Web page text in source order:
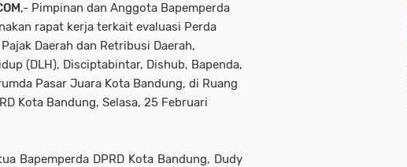
,- Pimpinan dan Anggota Bapemperda
rapat kerja terkait evaluasi Perda
Daerah dan Retribusi Daerah,
(DLH), Disciptabintar, Dishub, Bapenda,
Pasar Juara Kota Bandung, di Ruang
Kota Bandung, Selasa, 25 Februari
Bapemperda DPRD Kota Bandung, Dudy